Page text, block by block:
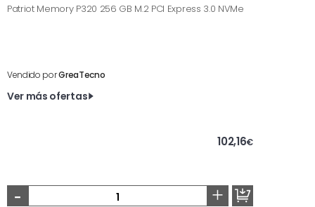
Patriot Memory P320 256 GB M.2 PCI Express 3.0 NVMe
Vendido porGreaTecno
Ver más ofertas
102,16€
- +